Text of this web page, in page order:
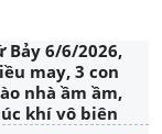
Bảy 6/6/2026,
may, 3 con
nhà ầm ầm,
khí vô biên